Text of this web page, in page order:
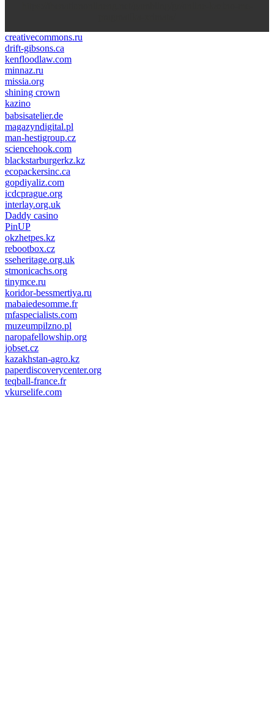
creativecommons.ru
drift-gibsons.ca
kenfloodlaw.com
minnaz.ru
missia.org
shining crown
kazino
casino lemon
pinco giriş
babsisatelier.de
magazyndigital.pl
man-hestigroup.cz
sciencehook.com
олимп казино
blackstarburgerkz.kz
ecopackersinc.ca
gopdiyaliz.com
icdcprague.org
interlay.org.uk
Daddy casino
PinUP
okzhetpes.kz
rebootbox.cz
sseheritage.org.uk
stmonicachs.org
tinymce.ru
koridor-bessmertiya.ru
mabaiedesomme.fr
mfaspecialists.com
muzeumpilzno.pl
naropafellowship.org
jobset.cz
kazakhstan-agro.kz
paperdiscoverycenter.org
teqball-france.fr
vkurselife.com